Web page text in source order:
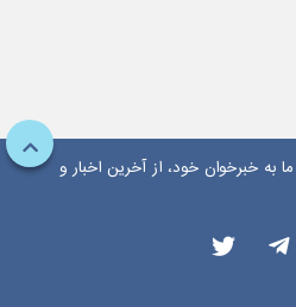
به خبرخوان خود، از آخرین اخبار و